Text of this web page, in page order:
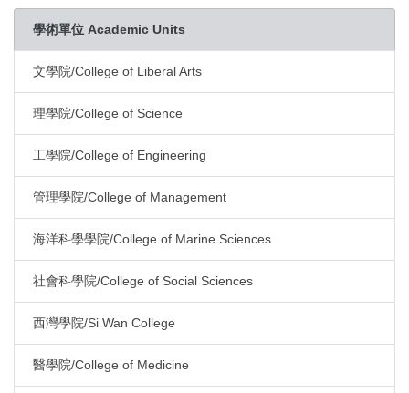
學術單位 Academic Units
文學院/College of Liberal Arts
理學院/College of Science
工學院/College of Engineering
管理學院/College of Management
海洋科學學院/College of Marine Sciences
社會科學院/College of Social Sciences
西灣學院/Si Wan College
醫學院/College of Medicine